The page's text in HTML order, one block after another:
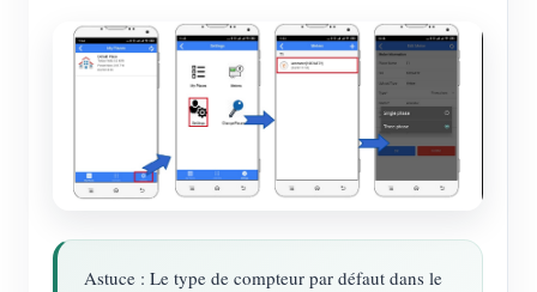
Astuce : Le type de compteur par défaut dans le